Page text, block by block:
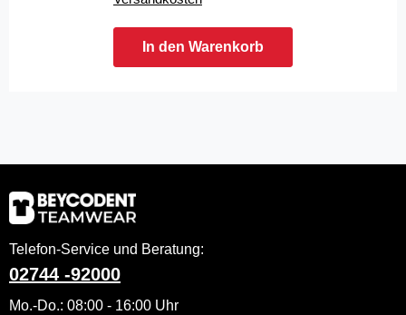
In den Warenkorb
Telefon-Service und Beratung:
02744 -92000
Mo.-Do.: 08:00 - 16:00 Uhr